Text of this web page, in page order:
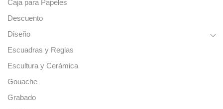
Caja para Papeles
Descuento
Diseño
Escuadras y Reglas
Escultura y Cerámica
Gouache
Grabado